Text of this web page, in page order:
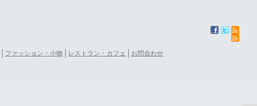
ファッション・小物 レストラン・カフェ お問合わせ